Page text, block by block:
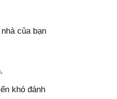
của bạn
khó đánh